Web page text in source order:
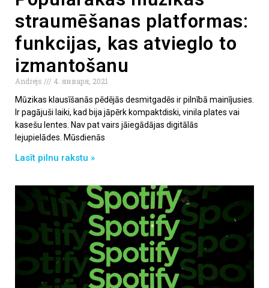
straumēšanas platformas:
funkcijas, kas atvieglo to
izmantošanu
Andrejs
4. января, 2021
Mūzikas klausīšanās pēdējās desmitgadēs ir pilnībā mainījusies.
Ir pagājuši laiki, kad bija jāpērk kompaktdiski, vinila plates vai
kasešu lentes. Nav pat vairs jāiegādājas digitālās
lejupielādes. Mūsdienās
Lasīt pilnu rakstu »